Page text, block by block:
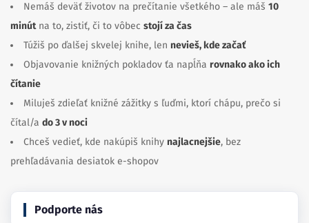
Nemáš deväť životov na prečítanie všetkého – ale máš 10
minútna to, zistiť, či to vôbec stojí za čas
Túžiš po ďalšej skvelej knihe, len nevieš, kde začať
Objavovanie knižných pokladov ťa napĺňa rovnako ako ich
čítanie
Miluješ zdieľať knižné zážitky s ľuďmi, ktorí chápu, prečo si
čítal/a do 3 v noci
Chceš vedieť, kde nakúpiš knihy najlacnejšie, bez
prehľadávania desiatok e-shopov
Podporte nás